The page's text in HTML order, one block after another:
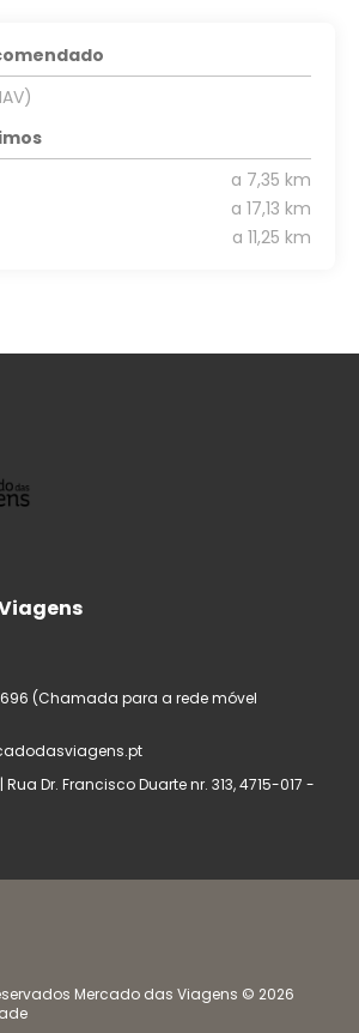
a 7,35 km
a 17,13 km
a 11,25 km
696 (Chamada para a rede móvel
| Rua Dr. Francisco Duarte nr. 313, 4715-017 -
Mercado das Viagens © 2026